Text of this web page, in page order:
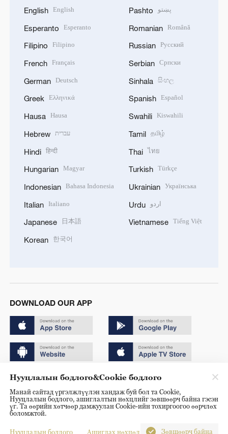
English English
Esperanto Esperanto
Filipino Filipino
French Français
German Deutsch
Greek Ελληνικά
Hausa Hausa
Hebrew עברית
Hindi हिन्दी
Hungarian Magyar
Indonesian Bahasa Indonesia
Italian Italiano
Japanese 日本語
Korean 한국어
Pashto پښتو
Romanian Română
Russian Русский
Serbian Српски
Sinhala සිංහල
Spanish Español
Swahili Kiswahili
Tamil தமிழ்
Thai ไทย
Turkish Türkçe
Ukrainian Українська
Urdu اردو
Vietnamese Tiếng Việt
DOWNLOAD OUR APP
Copyright © 2024 CGTN.
京ICP备20000184号
京公网安备 11010502050052号
Disinformation report hotline: 010-85061466
Нууцлалын бодлого&Cookie бодлого
Манай сайтад үргэлжлүүлэн хандаж буй бол та Cookie,
Нууцлалын бодлого, ашиглалтын нөхцлийг зөвшөөрч байна гэсэн
үг. Та өөрийн хөтчөөр дамжуулан Cookie-ийн тохиргоогоо өөрчлөх
боломжтой.
Нууцлалын бодлого Ашиглах нөхцөл Зөвшөөрч байна